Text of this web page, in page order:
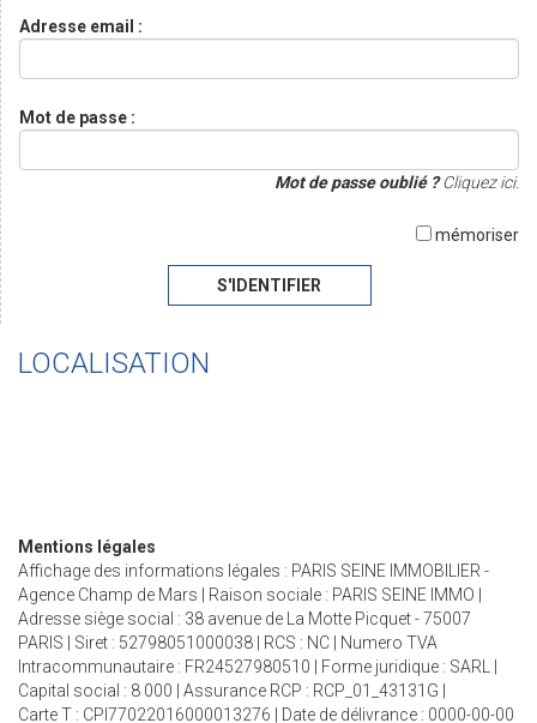
Adresse email :
Mot de passe :
Mot de passe oublié ?Cliquez ici.
mémoriser
S'IDENTIFIER
LOCALISATION
Mentions légales
Affichage des informations légales : PARIS SEINE IMMOBILIER -
Agence Champ de Mars | Raison sociale : PARIS SEINE IMMO |
Adresse siège social : 38 avenue de La Motte Picquet - 75007
PARIS | Siret : 52798051000038 | RCS : NC | Numero TVA
Intracommunautaire : FR24527980510 | Forme juridique : SARL |
Capital social : 8 000 | Assurance RCP : RCP_01_43131G |
Carte T : CPI77022016000013276 | Date de délivrance : 0000-00-00